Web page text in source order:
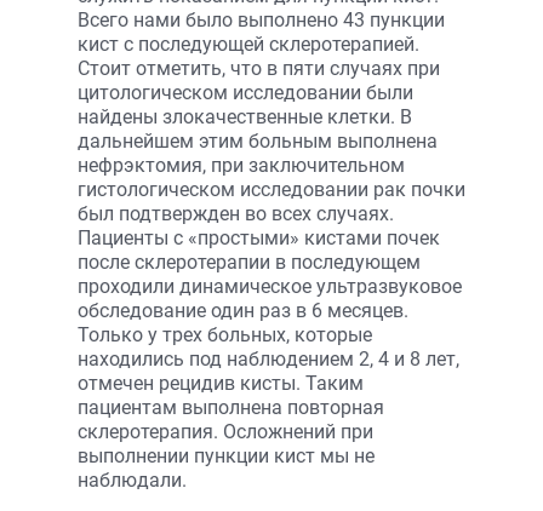
Всего нами было выполнено 43 пункции
кист с последующей склеротерапией.
Стоит отметить, что в пяти случаях при
цитологическом исследовании были
найдены злокачественные клетки. В
дальнейшем этим больным выполнена
нефрэктомия, при заключительном
гистологическом исследовании рак почки
был подтвержден во всех случаях.
Пациенты с «простыми» кистами почек
после склеротерапии в последующем
проходили динамическое ультразвуковое
обследование один раз в 6 месяцев.
Только у трех больных, которые
находились под наблюдением 2, 4 и 8 лет,
отмечен рецидив кисты. Таким
пациентам выполнена повторная
склеротерапия. Осложнений при
выполнении пункции кист мы не
наблюдали.